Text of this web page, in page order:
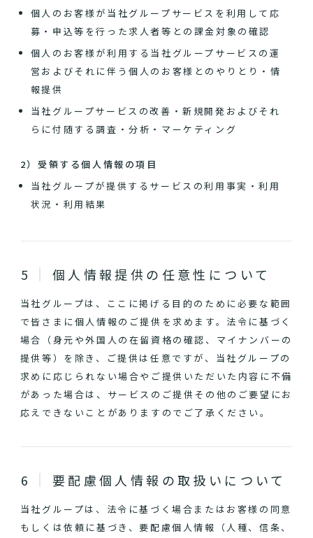
個人のお客様が当社グループサービスを利用して応
募・申込等を行った求人者等との課金対象の確認
個人のお客様が利用する当社グループサービスの運
営およびそれに伴う個人のお客様とのやりとり・情
報提供
当社グループサービスの改善・新規開発およびそれ
らに付随する調査・分析・マーケティング
2）受領する個人情報の項目
当社グループが提供するサービスの利用事実・利用
状況・利用結果
個人情報提供の任意性について
当社グループは、ここに掲げる目的のために必要な範囲
で皆さまに個人情報のご提供を求めます。法令に基づく
場合（身元や外国人の在留資格の確認、マイナンバーの
提供等）を除き、ご提供は任意ですが、当社グループの
求めに応じられない場合やご提供いただいた内容に不備
があった場合は、サービスのご提供その他のご要望にお
応えできないことがありますのでご了承ください。
要配慮個人情報の取扱いについて
当社グループは、法令に基づく場合またはお客様の同意
もしくは依頼に基づき、要配慮個人情報（人種、信条、